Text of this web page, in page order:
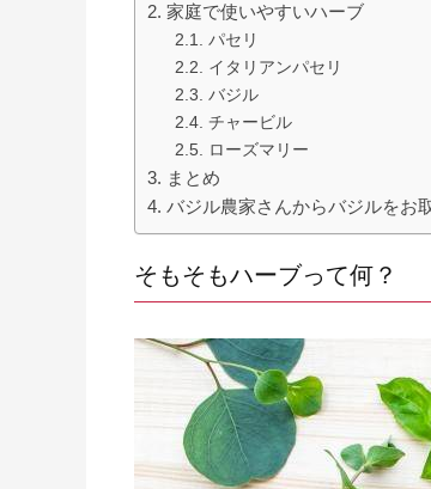
家庭で使いやすいハーブ
パセリ
イタリアンパセリ
バジル
チャービル
ローズマリー
まとめ
バジル農家さんからバジルをお
そもそもハーブって何？